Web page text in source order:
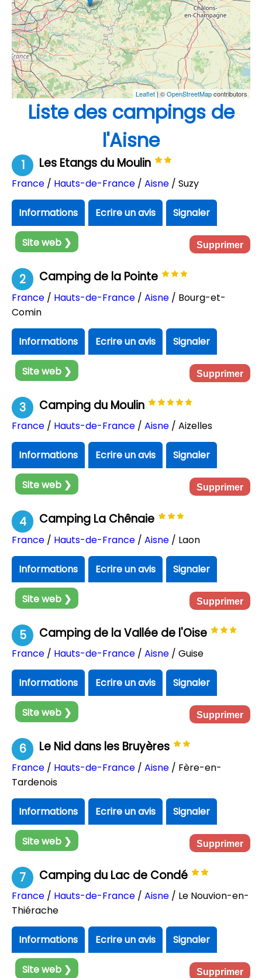
Leaflet| ©OpenStreetMapcontributors
Liste des campings de
l'Aisne
1 Les Etangs du Moulin
France / Hauts-de-France / Aisne / Suzy
Informations Ecrire un avis Signaler
Site web ❯ Supprimer
2 Camping de la Pointe
France / Hauts-de-France / Aisne / Bourg-et-
Comin
Informations Ecrire un avis Signaler
Site web ❯ Supprimer
3 Camping du Moulin
France / Hauts-de-France / Aisne / Aizelles
Informations Ecrire un avis Signaler
Site web ❯ Supprimer
4 Camping La Chênaie
France / Hauts-de-France / Aisne / Laon
Informations Ecrire un avis Signaler
Site web ❯ Supprimer
5 Camping de la Vallée de l'Oise
France / Hauts-de-France / Aisne / Guise
Informations Ecrire un avis Signaler
Site web ❯ Supprimer
6 Le Nid dans les Bruyères
France / Hauts-de-France / Aisne / Fère-en-
Tardenois
Informations Ecrire un avis Signaler
Site web ❯ Supprimer
7 Camping du Lac de Condé
France / Hauts-de-France / Aisne / Le Nouvion-en-
Thiérache
Informations Ecrire un avis Signaler
Site web ❯ Supprimer